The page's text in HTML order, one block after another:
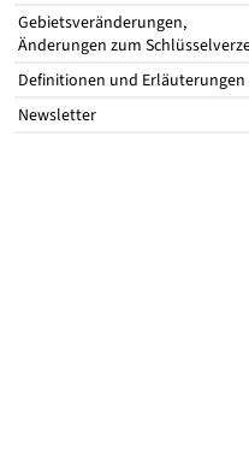
Gebietsveränderungen,
Änderungen zum
Definitionen und Erläuterungen
Newsletter